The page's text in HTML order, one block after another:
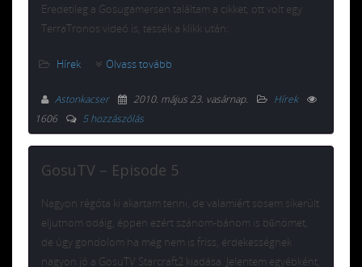
Eredetileg a Gosugamersen találtam a cikket, ott volt egy
TerraTronos videó is, tessék a klikk után:
Hírek Olvass tovább
Astonkacser 2010. május 23. vasárnap.
Hírek
1606
5 hozzászólás
GosuTV – Episode 5
Nagyon régóta ki akartam tenni, de valamiért sosem sikerült
eljutnom odáig, éppen ezért szánom-bánom is bűnömet,
de úgy gondolom ha még nem is friss, érdekességnek
nagyon jó a GosuTV Starcraft2 kiadása. Jelentem egyébként,